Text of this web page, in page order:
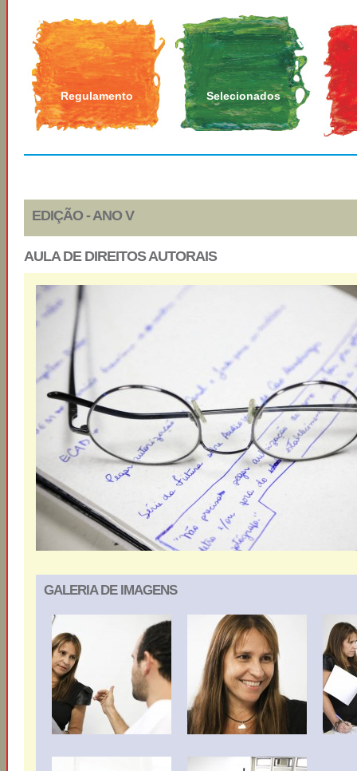
Regulamento Selecionados
EDIÇÃO - ANO V
AULA DE DIREITOS AUTORAIS
GALERIA DE IMAGENS